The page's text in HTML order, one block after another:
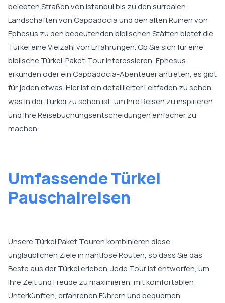
belebten Straßen von Istanbul bis zu den surrealen
Landschaften von Cappadocia und den alten Ruinen von
Ephesus zu den bedeutenden biblischen Stätten bietet die
Türkei eine Vielzahl von Erfahrungen. Ob Sie sich für eine
biblische Türkei-Paket-Tour interessieren, Ephesus
erkunden oder ein Cappadocia-Abenteuer antreten, es gibt
für jeden etwas. Hier ist ein detaillierter Leitfaden zu sehen,
was in der Türkei zu sehen ist, um Ihre Reisen zu inspirieren
und Ihre Reisebuchungsentscheidungen einfacher zu
machen.
Umfassende Türkei
Pauschalreisen
Unsere Türkei Paket Touren kombinieren diese
unglaublichen Ziele in nahtlose Routen, so dass Sie das
Beste aus der Türkei erleben. Jede Tour ist entworfen, um
Ihre Zeit und Freude zu maximieren, mit komfortablen
Unterkünften, erfahrenen Führern und bequemen